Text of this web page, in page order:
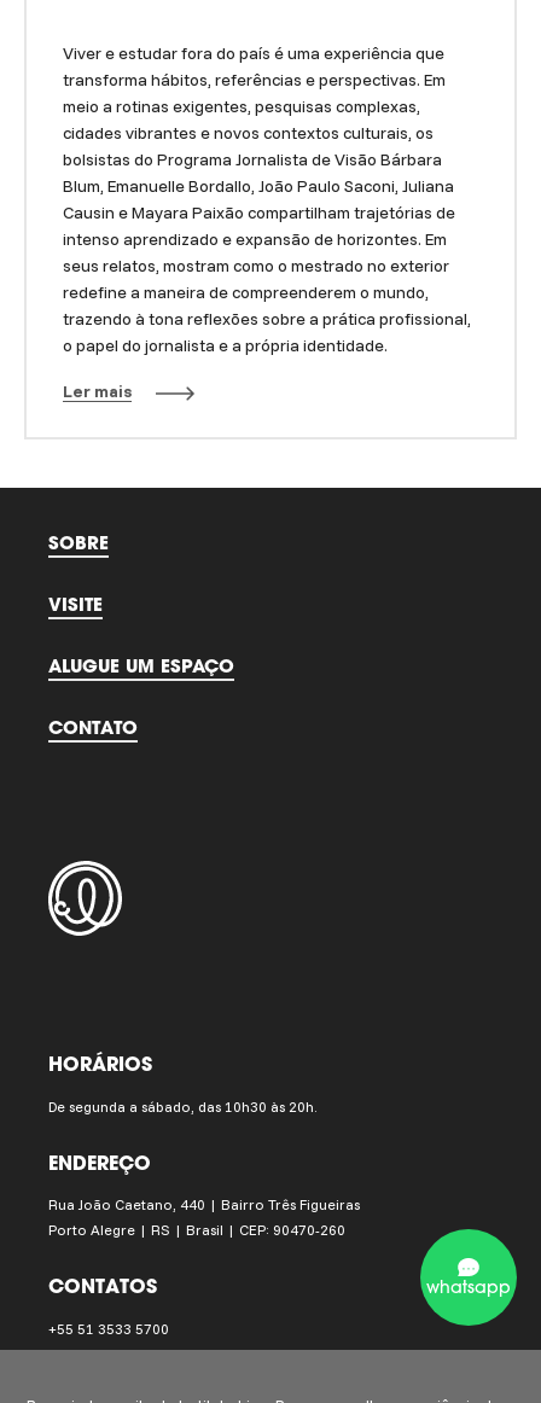
Viver e estudar fora do país é uma experiência que
transforma hábitos, referências e perspectivas. Em
meio a rotinas exigentes, pesquisas complexas,
cidades vibrantes e novos contextos culturais, os
bolsistas do Programa Jornalista de Visão Bárbara
Blum, Emanuelle Bordallo, João Paulo Saconi, Juliana
Causin e Mayara Paixão compartilham trajetórias de
intenso aprendizado e expansão de horizontes. Em
seus relatos, mostram como o mestrado no exterior
redefine a maneira de compreenderem o mundo,
trazendo à tona reflexões sobre a prática profissional,
o papel do jornalista e a própria identidade.
Ler mais
SOBRE
VISITE
ALUGUE UM ESPAÇO
CONTATO
HORÁRIOS
De segunda a sábado, das 10h30 às 20h.
ENDEREÇO
Rua João Caetano, 440 | Bairro Três Figueiras
Porto Alegre | RS | Brasil | CEP: 90470-260
CONTATOS
+55 51 3533 5700
instituto.ling@institutoling.org.br
whatsapp